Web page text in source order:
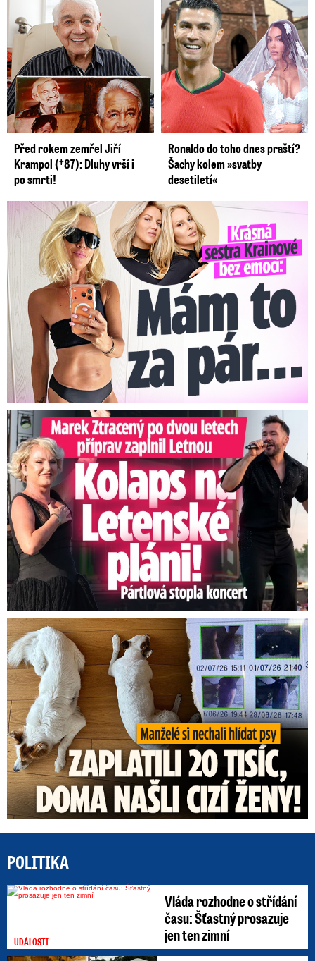
Před rokem zemřel Jiří
Krampol (†87): Dluhy vrší i
po smrti!
Ronaldo do toho dnes praští?
Šachy kolem »svatby
desetiletí«
Krásná sestra Krainové bez emocí: Mám to za pár…
Marek Ztracený na Letné: Pártlová stopla koncert
Za hlídání psů zaplatili 20 tisíc, doma našli cizí ženy!
POLITIKA
UDÁLOSTI
Vláda rozhodne o střídání
času: Šťastný prosazuje
jen ten zimní